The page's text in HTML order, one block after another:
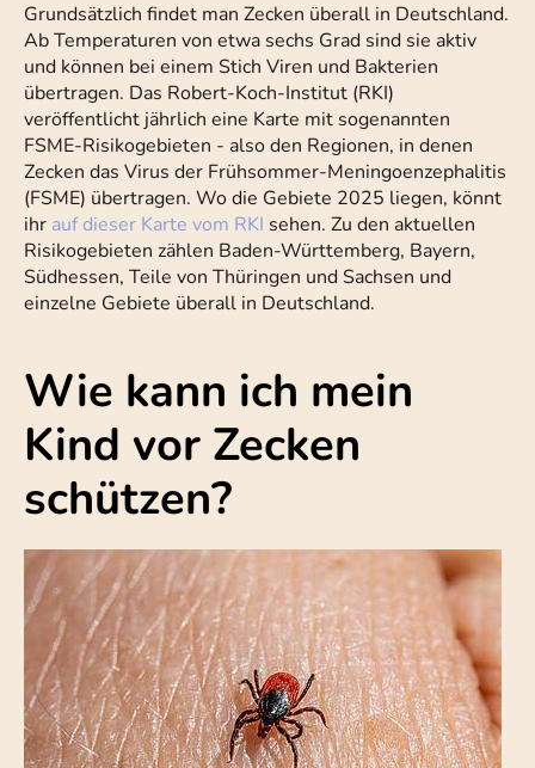
Grundsätzlich findet man Zecken überall in Deutschland.
Ab Temperaturen von etwa sechs Grad sind sie aktiv
und können bei einem Stich Viren und Bakterien
übertragen. Das Robert-Koch-Institut (RKI)
veröffentlicht jährlich eine Karte mit sogenannten
FSME-Risikogebieten - also den Regionen, in denen
Zecken das Virus der Frühsommer-Meningoenzephalitis
(FSME) übertragen. Wo die Gebiete 2025 liegen, könnt
ihr auf dieser Karte vom RKI sehen. Zu den aktuellen
Risikogebieten zählen Baden-Württemberg, Bayern,
Südhessen, Teile von Thüringen und Sachsen und
einzelne Gebiete überall in Deutschland.
Wie kann ich mein
Kind vor Zecken
schützen?